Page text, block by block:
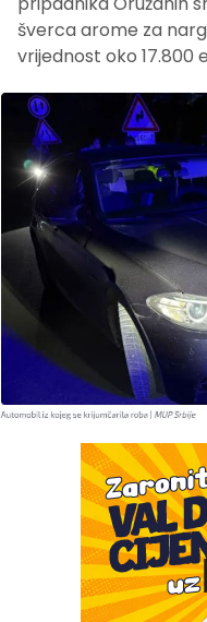
šverca arome za
vrijednost oko 17.800